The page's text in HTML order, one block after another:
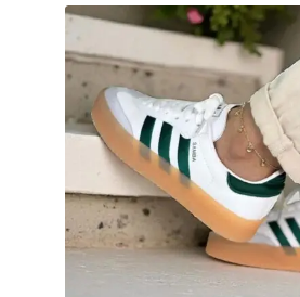
variantes.
Las
opciones
se
pueden
elegir
en
la
página
de
producto